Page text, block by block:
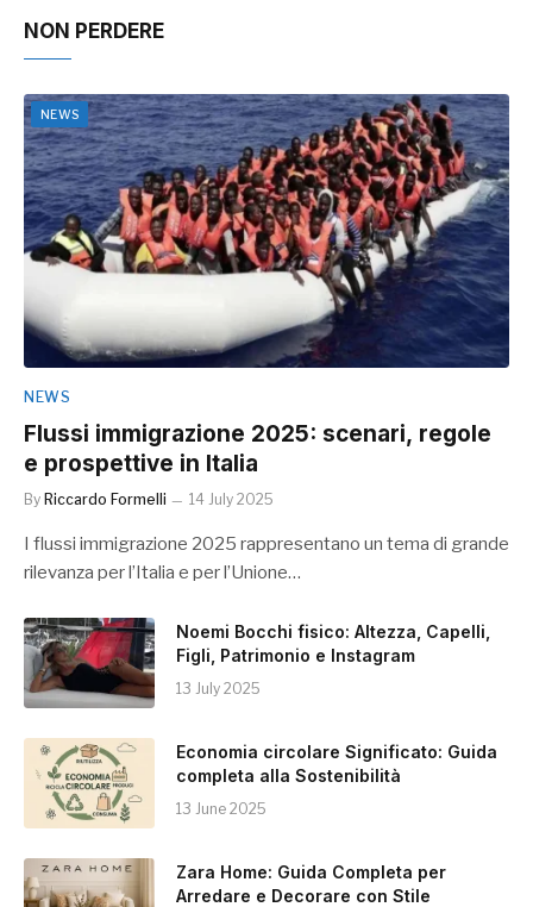
NON PERDERE
NEWS
NEWS
Flussi immigrazione 2025: scenari, regole
e prospettive in Italia
By Riccardo Formelli 14 July 2025
I flussi immigrazione 2025 rappresentano un tema di grande
rilevanza per l’Italia e per l’Unione…
Noemi Bocchi fisico: Altezza, Capelli,
Figli, Patrimonio e Instagram
13 July 2025
Economia circolare Significato: Guida
completa alla Sostenibilità
13 June 2025
Zara Home: Guida Completa per
Arredare e Decorare con Stile